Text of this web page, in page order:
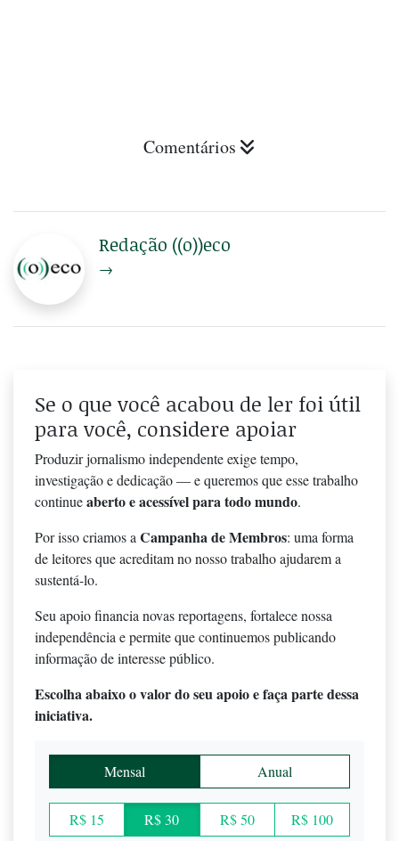
Comentários
Redação ((o))eco
→
Se o que você acabou de ler foi útil
para você, considere apoiar
Produzir jornalismo independente exige tempo,
investigação e dedicação — e queremos que esse trabalho
continueaberto e acessível para todo mundo.
Por isso criamos a Campanha de Membros: uma forma
de leitores que acreditam no nosso trabalho ajudarem a
sustentá-lo.
Seu apoio financia novas reportagens, fortalece nossa
independência e permite que continuemos publicando
informação de interesse público.
Escolha abaixo o valor do seu apoio e faça parte dessa
iniciativa.
Mensal Anual
R$ 15 R$ 30 R$ 50 R$ 100